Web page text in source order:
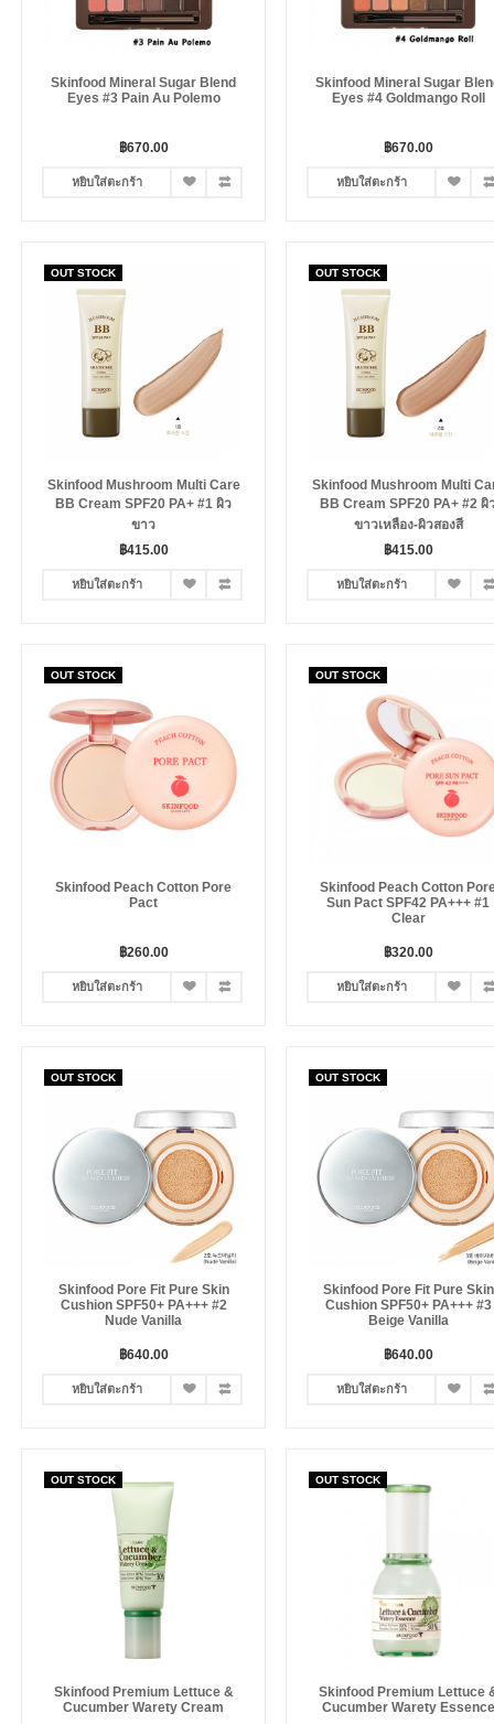
Skinfood Mineral Sugar Blend
Eyes #3 Pain Au Polemo
฿670.00
หยิบใส่ตะกร้า
Skinfood Mineral Sugar
Eyes #4 Goldmango Roll
฿670.00
หยิบใส่ตะกร้า
OUT STOCK
Skinfood Mushroom Multi Care
BB Cream SPF20 PA+ #1 ผิว
ขาว
฿415.00
หยิบใส่ตะกร้า
OUT STOCK
Skinfood Mushroom Multi
BB Cream SPF20 PA+ #2 ผิ
ขาวเหลือง-ผิวสองสี
฿415.00
หยิบใส่ตะกร้า
OUT STOCK
Skinfood Peach Cotton Pore
Pact
฿260.00
หยิบใส่ตะกร้า
OUT STOCK
Skinfood Peach Cotton
Sun Pact SPF42 PA+++ #1
Clear
฿320.00
หยิบใส่ตะกร้า
OUT STOCK
Skinfood Pore Fit Pure Skin
Cushion SPF50+ PA+++ #2
Nude Vanilla
฿640.00
หยิบใส่ตะกร้า
OUT STOCK
Skinfood Pore Fit Pure Skin
Cushion SPF50+ PA+++ #3
Beige Vanilla
฿640.00
หยิบใส่ตะกร้า
OUT STOCK
Skinfood Premium Lettuce &
Cucumber Warety Cream
OUT STOCK
Skinfood Premium Lettuce
Cucumber Warety Essence